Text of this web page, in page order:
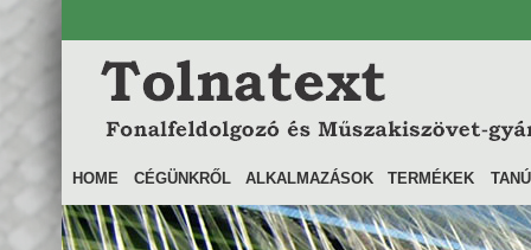
HOME CÉGÜNKRŐL ALKALMAZÁSOK TERMÉKEK